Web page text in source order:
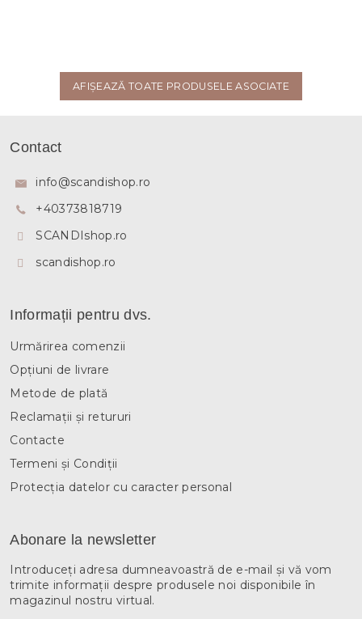
AFIŞEAZĂ TOATE PRODUSELE ASOCIATE
Contact
info@scandishop.ro
+40373818719
SCANDIshop.ro
scandishop.ro
Informații pentru dvs.
Urmărirea comenzii
Opțiuni de livrare
Metode de plată
Reclamații și retururi
Contacte
Termeni și Condiții
Protecția datelor cu caracter personal
Abonare la newsletter
Introduceţi adresa dumneavoastră de e-mail şi vă vom
trimite informaţii despre produsele noi disponibile în
magazinul nostru virtual.